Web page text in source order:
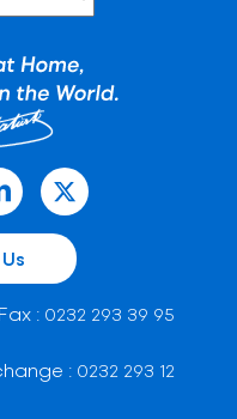
Fax : 0232 293 39 95
: 0232 293 12